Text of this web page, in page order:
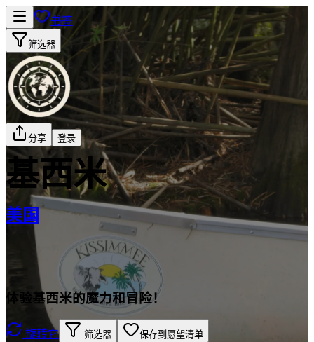
书签
筛选器
分享 登录
基西米
美国
体验基西米的魔力和冒险！
旋转它 筛选器 保存到愿望清单